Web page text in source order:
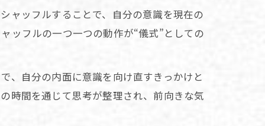
ャッフルすることで、自分の意識を現在の
ッフルの一つ一つの動作が“儀式”としての
、自分の内面に意識を向け直すきっかけと
時間を通じて思考が整理され、前向きな気